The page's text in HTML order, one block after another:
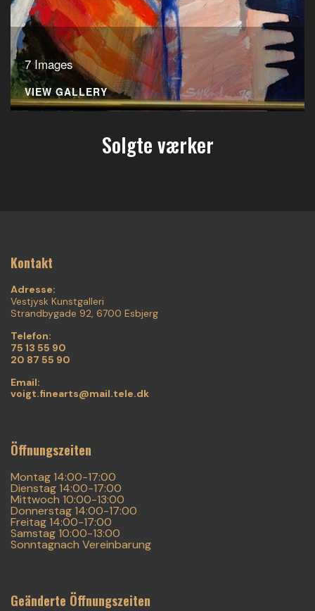
7 Images
VIEW GALLERY
Solgte værker
Kontakt
Adresse:
Vestjysk Kunstgalleri
Strandbygade 92, 6700 Esbjerg
Telefon:
75 13 55 90
20 87 55 90
Email:
voigt.finearts@mail.tele.dk
Öffnungszeiten
Montag 14:00-17:00
Dienstag 14:00-17:00
Mittwoch 10:00-13:00
Donnerstag 14:00-17:00
Freitag 14:00-17:00
Samstag 10:00-13:00
Sonntagnach Vereinbarung
Geänderte Öffnungszeiten